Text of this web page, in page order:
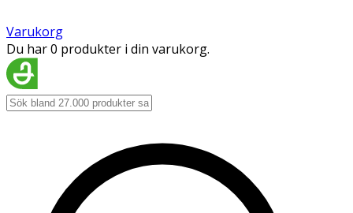
Varukorg
Du har 0 produkter i din varukorg.